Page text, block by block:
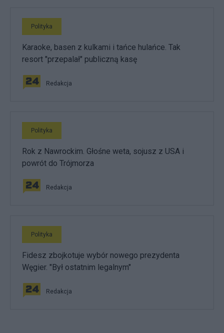
Polityka
Karaoke, basen z kulkami i tańce hulańce. Tak
resort "przepalał" publiczną kasę
Redakcja
Polityka
Rok z Nawrockim. Głośne weta, sojusz z USA i
powrót do Trójmorza
Redakcja
Polityka
Fidesz zbojkotuje wybór nowego prezydenta
Węgier. "Był ostatnim legalnym"
Redakcja